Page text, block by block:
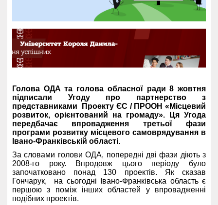
Голова ОДА та голова обласної ради 8 жовтня
підписали Угоду про партнерство з
представниками Проекту ЄС / ПРООН «Місцевий
розвиток, орієнтований на громаду». Ця Угода
передбачає впровадження третьої фази
програми розвитку місцевого самоврядування в
Івано-Франківській області.
За словами голови ОДА, попередні дві фази діють з
2008-го року. Впродовж цього періоду було
започатковано понад 130 проектів. Як сказав
Гончарук, на сьогодні Івано-Франківська область є
першою з поміж інших областей у впровадженні
подібних проектів.